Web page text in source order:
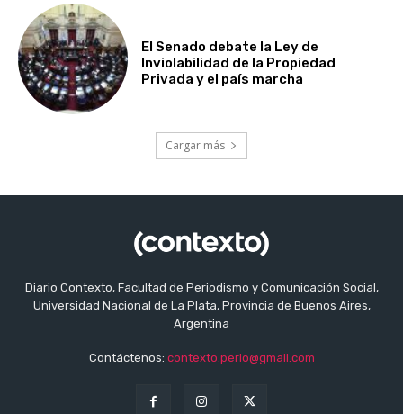
El Senado debate la Ley de
Inviolabilidad de la Propiedad
Privada y el país marcha
Cargar más
Diario Contexto, Facultad de Periodismo y Comunicación Social,
Universidad Nacional de La Plata, Provincia de Buenos Aires,
Argentina
Contáctenos: contexto.perio@gmail.com